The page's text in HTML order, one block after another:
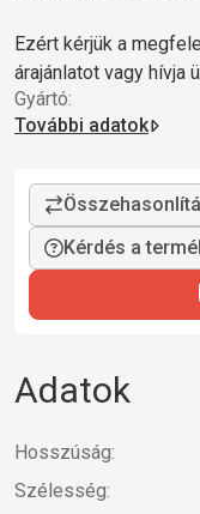
Ezért kérjük a
árajánlatot vagy hívja
Gyártó:
További adatok
Kérdés a
Adatok
Hosszúság:
Szélesség: